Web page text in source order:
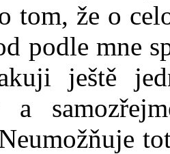
tom, že o
podle mne
ještě